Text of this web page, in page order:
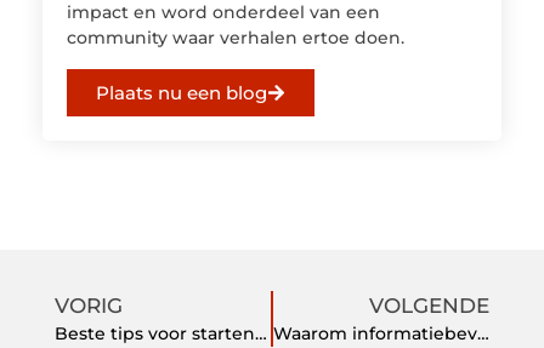
impact en word onderdeel van een
community waar verhalen ertoe doen.
Plaats nu een blog
VORIG
Beste tips voor startende ondernemers
VOLGENDE
Waarom informatiebeveiliging belangrijk is voor bedrijven